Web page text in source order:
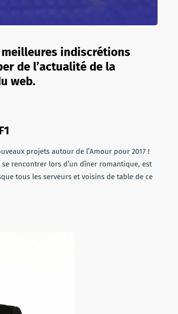
indiscrétions
de l’actualité de la
web.
projets autour de l’Amour pour 2017 !
rencontrer lors d’un dîner romantique, est
tous les serveurs et voisins de table de ce